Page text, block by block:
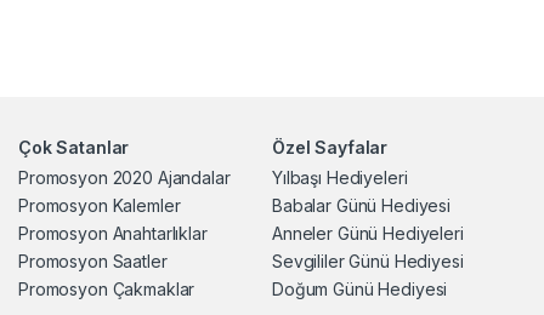
Çok Satanlar
Promosyon 2020 Ajandalar
Promosyon Kalemler
Promosyon Anahtarlıklar
Promosyon Saatler
Promosyon Çakmaklar
Özel Sayfalar
Yılbaşı Hediyeleri
Babalar Günü Hediyesi
Anneler Günü Hediyeleri
Sevgililer Günü Hediyesi
Doğum Günü Hediyesi